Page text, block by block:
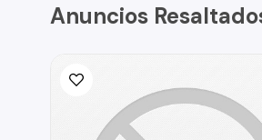
Anuncios